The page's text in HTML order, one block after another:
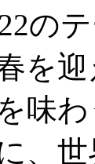
の
を
味
、